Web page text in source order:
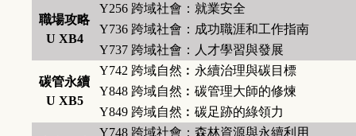
職場攻略
U XB4
Y256 跨域社會：就業安全
Y736 跨域社會：成功職涯和工作指南
Y737 跨域社會：人才學習與發展
碳管永續
U XB5
Y742 跨域自然︰永續治理與碳目標
Y848 跨域自然︰碳管理大師的修煉
Y849 跨域自然︰碳足跡的綠領力
Y748 跨域社會：森林資源與永續利用